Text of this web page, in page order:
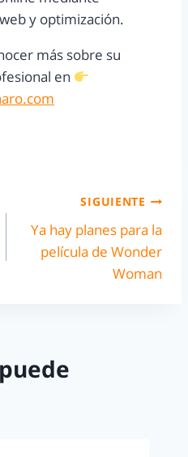
y optimización.
más sobre su
en
SIGUIENTE
Ya hay planes para la
película de Wonder
Woman